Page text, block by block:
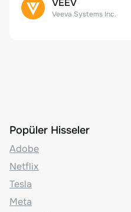
Veeva Systems Inc.
Popüler Hisseler
Adobe
Netflix
Tesla
Meta